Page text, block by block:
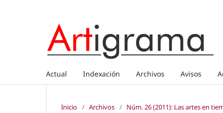
Actual Indexación Archivos Avisos
Inicio / Archivos / Núm. 26 (2011): Las artes en